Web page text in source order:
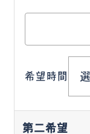
希望時間
第二希望